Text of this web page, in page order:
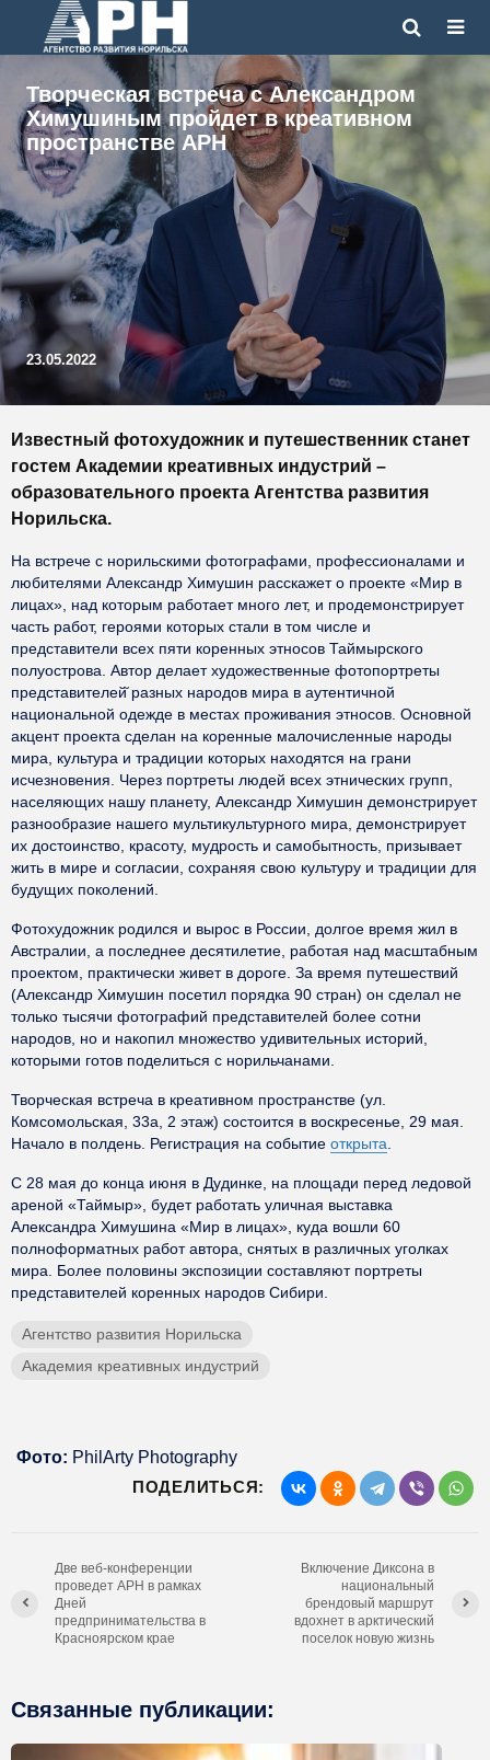
Творческая встреча с Александром
Химушиным пройдет в креативном
пространстве АРН
23.05.2022
Известный фотохудожник и путешественник станет
гостем Академии креативных индустрий –
образовательного проекта Агентства развития
Норильска.
На встрече с норильскими фотографами, профессионалами и
любителями Александр Химушин расскажет о проекте «Мир в
лицах», над которым работает много лет, и продемонстрирует
часть работ, героями которых стали в том числе и
представители всех пяти коренных этносов Таймырского
полуострова. Автор делает художественные фотопортреты
представителей̆ разных народов мира в аутентичной
национальной одежде в местах проживания этносов. Основной
акцент проекта сделан на коренные малочисленные народы
мира, культура и традиции которых находятся на грани
исчезновения. Через портреты людей всех этнических групп,
населяющих нашу планету, Александр Химушин демонстрирует
разнообразие нашего мультикультурного мира, демонстрирует
их достоинство, красоту, мудрость и самобытность, призывает
жить в мире и согласии, сохраняя свою культуру и традиции для
будущих поколений.
Фотохудожник родился и вырос в России, долгое время жил в
Австралии, а последнее десятилетие, работая над масштабным
проектом, практически живет в дороге. За время путешествий
(Александр Химушин посетил порядка 90 стран) он сделал не
только тысячи фотографий представителей более сотни
народов, но и накопил множество удивительных историй,
которыми готов поделиться с норильчанами.
Творческая встреча в креативном пространстве (ул.
Комсомольская, 33а, 2 этаж) состоится в воскресенье, 29 мая.
Начало в полдень. Регистрация на событие открыта
С 28 мая до конца июня в Дудинке, на площади перед ледовой
ареной «Таймыр», будет работать уличная выставка
Александра Химушина «Мир в лицах», куда вошли 60
полноформатных работ автора, снятых в различных уголках
мира. Более половины экспозиции составляют портреты
представителей коренных народов Сибири.
Агентство развития Норильска
Академия креативных индустрий
Фото: PhilArty Photography
ПОДЕЛИТЬСЯ:
Две веб-конференции
проведет АРН в рамках
Дней
предпринимательства в
Красноярском крае
Включение Диксона в
национальный
брендовый маршрут
вдохнет в арктический
поселок новую жизнь
Связанные публикации: